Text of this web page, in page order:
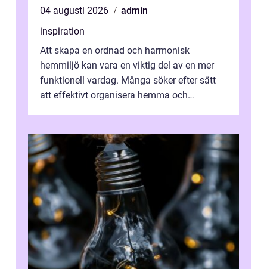
04 augusti 2026
admin
inspiration
Att skapa en ordnad och harmonisk
hemmiljö kan vara en viktig del av en mer
funktionell vardag. Många söker efter sätt
att effektivt organisera hemma och